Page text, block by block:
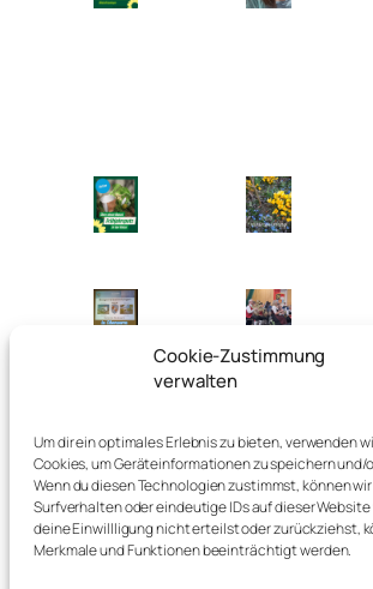
Cookie-Zustimmung
verwalten
Um dir ein optimales Erlebnis zu bieten, verwenden
Cookies, um Geräteinformationen zu speichern und/
Wenn du diesen Technologien zustimmst, können
Surfverhalten oder eindeutige IDs auf dieser
deine Einwillligung nicht erteilst oder zurückziehst,
Merkmale und Funktionen beeinträchtigt werden.
Zurück